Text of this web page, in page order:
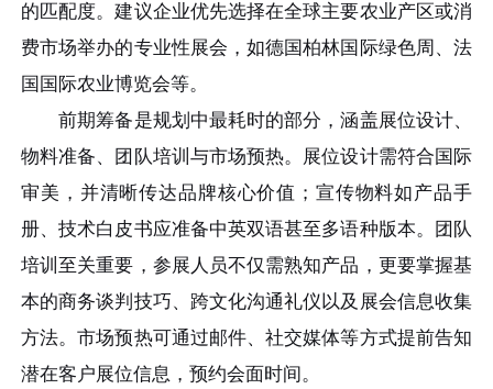
的匹配度。建议企业优先选择在全球主要农业产区或消
费市场举办的专业性展会，如德国柏林国际绿色周、法
国国际农业博览会等。
前期筹备是规划中最耗时的部分，涵盖展位设计、
物料准备、团队培训与市场预热。展位设计需符合国际
审美，并清晰传达品牌核心价值；宣传物料如产品手
册、技术白皮书应准备中英双语甚至多语种版本。团队
培训至关重要，参展人员不仅需熟知产品，更要掌握基
本的商务谈判技巧、跨文化沟通礼仪以及展会信息收集
方法。市场预热可通过邮件、社交媒体等方式提前告知
潜在客户展位信息，预约会面时间。